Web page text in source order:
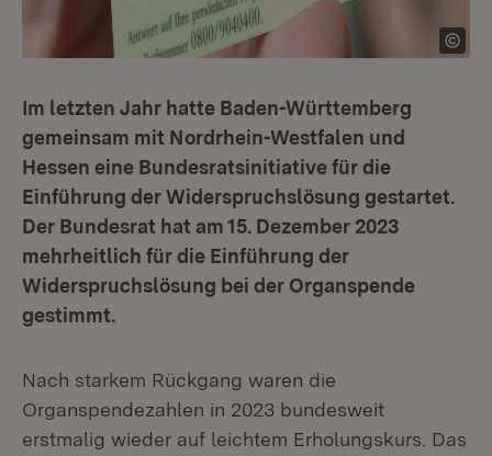
Im letzten Jahr hatte Baden-Württemberg
gemeinsam mit Nordrhein-Westfalen und
Hessen eine Bundesratsinitiative für die
Einführung der Widerspruchslösung gestartet.
Der Bundesrat hat am 15. Dezember 2023
mehrheitlich für die Einführung der
Widerspruchslösung bei der Organspende
gestimmt.
Nach starkem Rückgang waren die
Organspendezahlen in 2023 bundesweit
erstmalig wieder auf leichtem Erholungskurs. Das